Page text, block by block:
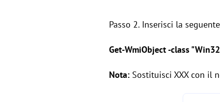
Passo 2. Inserisci la
Get-WmiObject -class
Nota: Sostituisci XXX con il